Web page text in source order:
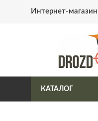
Интернет-
КАТАЛОГ